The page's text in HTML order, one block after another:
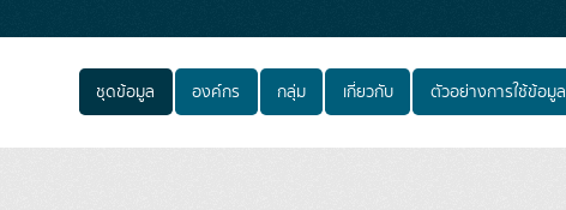
ชุดข้อมูล องค์กร กลุ่ม เกี่ยวกับ ตัวอย่างการใช้ข้อมูล